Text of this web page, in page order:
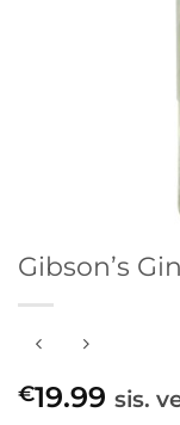
Gibson’s
€19.99 sis.